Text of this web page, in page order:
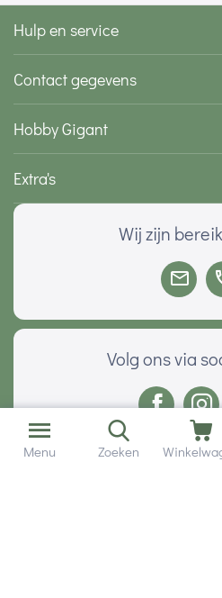
Hulp en service
Contact gegevens
Hobby Gigant
Extra's
Wij zijn
Volg ons via
Menu Zoeken